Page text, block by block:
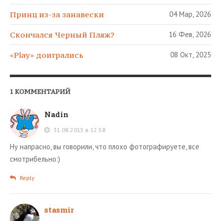
Принц из-за занавески 04 Мар, 2026
Скончался Черный Пляж? 16 Фев, 2026
«Play» доигрались 08 Окт, 2025
1 КОММЕНТАРИЙ
Nadin
31.08.2015 в 12:58
Ну напрасно, вы говорили, что плохо фотографируете, все
смотрибельно:)
Reply
stasmir